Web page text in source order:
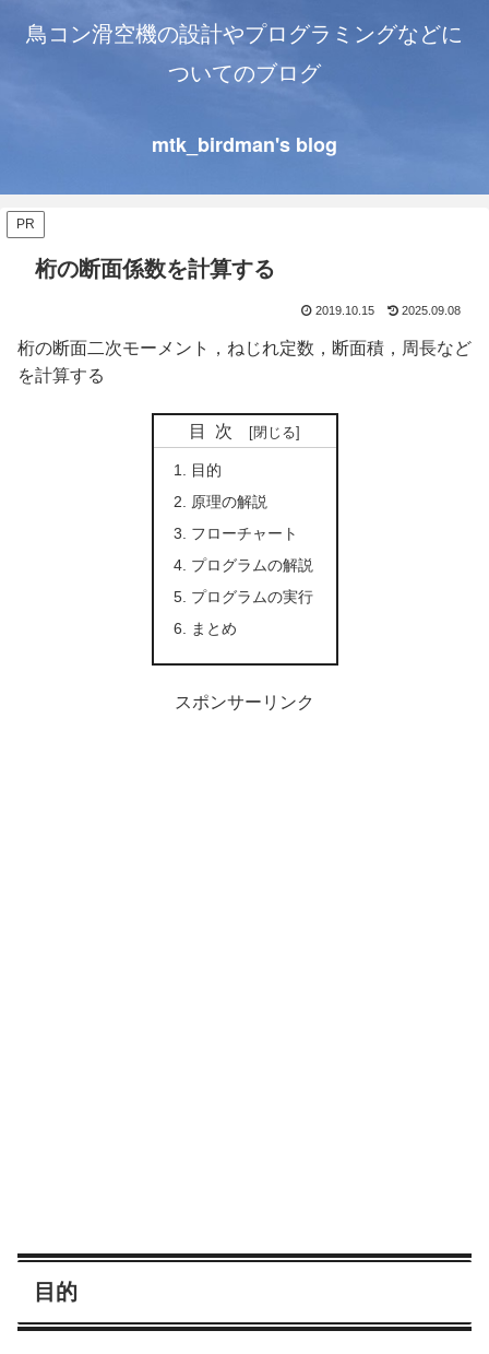
鳥コン滑空機の設計やプログラミングなどに
ついてのブログ
mtk_birdman's blog
PR
桁の断面係数を計算する
2019.10.15 2025.09.08
桁の断面二次モーメント，ねじれ定数，断面積，周長など
を計算する
目次
目的
原理の解説
フローチャート
プログラムの解説
プログラムの実行
まとめ
スポンサーリンク
目的